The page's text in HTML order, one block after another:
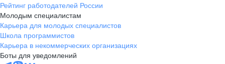
Рейтинг работодателей России
Молодым специалистам
Карьера для молодых специалистов
Школа программистов
Карьера в некоммерческих организациях
Боты для уведомлений